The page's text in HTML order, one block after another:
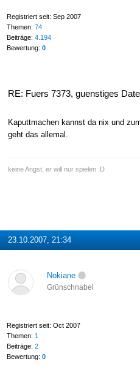
Registriert seit: Sep 2007
Themen: 74
Beiträge: 4.194
Bewertung: 0
RE: Fuers 7373, guenstiges
Kaputtmachen kannst da nix und
geht das allemal.
keine Angst, er will nur spielen :D
23.10.2007, 21:34
Nokiane
Grünschnabel
Registriert seit: Oct 2007
Themen: 1
Beiträge: 2
Bewertung: 0